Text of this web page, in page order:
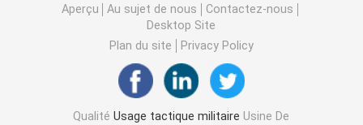
Vitesse extérieure tactique
Bottes tactiques de combat
Gilet tactique de combat
Aperçu Au sujet de nous
Contactez-nous
Desktop Site
Plan du site
Privacy Policy
QualitéUsage tactique militaire Usine De